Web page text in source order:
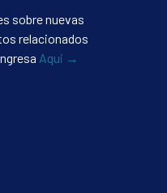
sobre nuevas
relacionados
Aqui →